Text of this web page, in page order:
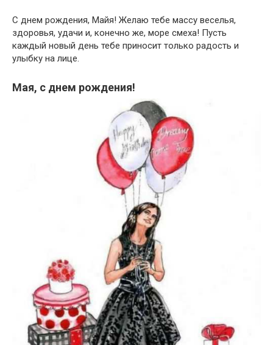
С днем рождения, Майя! Желаю тебе массу веселья,
здоровья, удачи и, конечно же, море смеха! Пусть
каждый новый день тебе приносит только радость и
улыбку на лице.
Мая, с днем рождения!